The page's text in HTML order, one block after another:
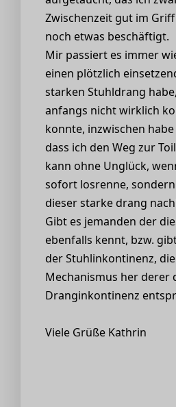
Zwischenzeit gut im
noch etwas beschäftigt.
Mir passiert es immer
einen plötzlich
starken Stuhldrang
anfangs nicht wirklich
konnte, inzwischen
dass ich den Weg zur
kann ohne Unglück,
sofort losrenne,
dieser starke drang
Gibt es jemanden der
ebenfalls kennt, bzw.
der Stuhlinkontinenz,
Mechanismus her derer
Dranginkontinenz
Viele Grüße Kathrin